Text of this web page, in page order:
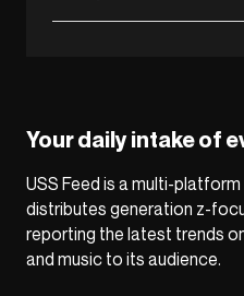
Your daily intake of
USS Feed is a multi-
distributes generation z-
reporting the latest trends
and music to its audience.